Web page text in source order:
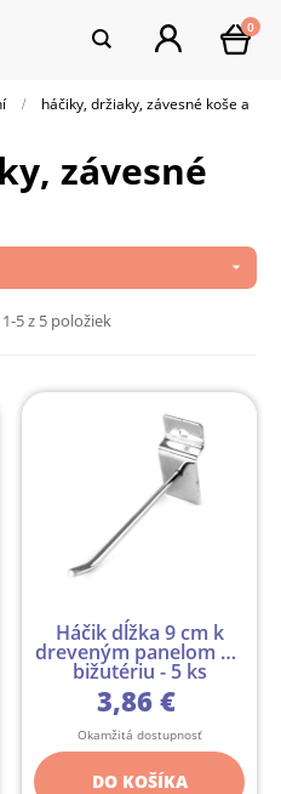
0
háčiky, držiaky, závesné koše a

5 z 5 položiek
Háčik dĺžka 9 cm k
dreveným panelom na
bižutériu - 5 ks
3,86 €
Okamžitá dostupnosť
DO KOŠÍKA